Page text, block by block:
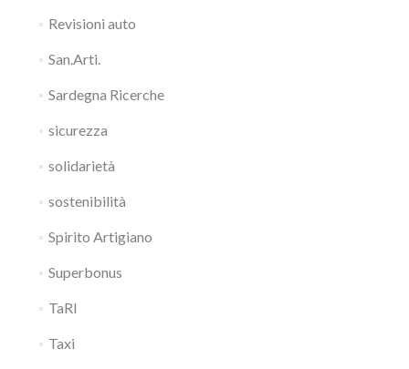
Revisioni auto
San.Arti.
Sardegna Ricerche
sicurezza
solidarietà
sostenibilità
Spirito Artigiano
Superbonus
TaRI
Taxi